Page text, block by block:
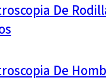
De
De